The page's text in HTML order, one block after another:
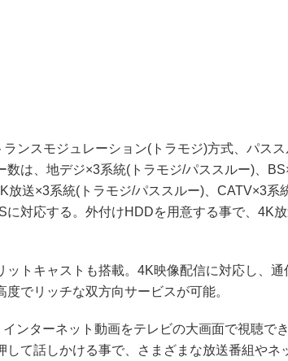
ンスモジュレーション(トラモジ)方式、パスス
数は、地デジ×3系統(トラモジ/パススルー)、
放送×3系統(トラモジ/パススルー)、CATV×3系
対応する。外付けHDDを用意する事で、4K
ットキャストも搭載。4K映像配信に対応し、通
でリッチな双方向サービスが可能。
ンターネット動画をテレビの大画面で視聴でき
て話しかける事で、さまざまな放送番組やネ